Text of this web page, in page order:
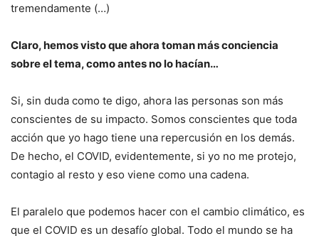
tremendamente (…)
Claro, hemos visto que ahora toman más conciencia
sobre el tema, como antes no lo hacían…
Si, sin duda como te digo, ahora las personas son más
conscientes de su impacto. Somos conscientes que toda
acción que yo hago tiene una repercusión en los demás.
De hecho, el COVID, evidentemente, si yo no me protejo,
contagio al resto y eso viene como una cadena.
El paralelo que podemos hacer con el cambio climático, es
que el COVID es un desafío global. Todo el mundo se ha